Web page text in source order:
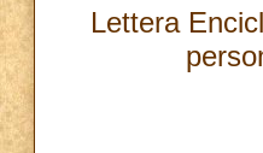
Lettera